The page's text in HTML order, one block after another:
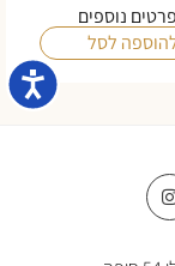
נוספים
לסל